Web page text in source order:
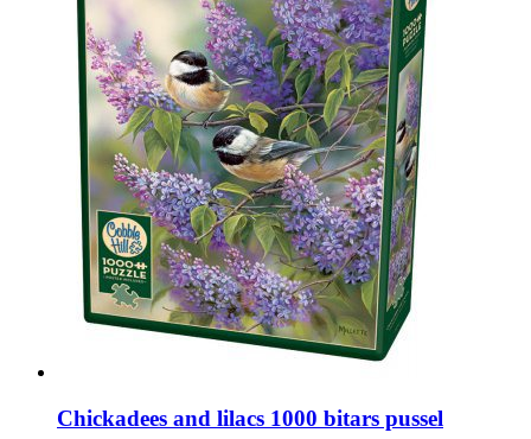
Chickadees and lilacs 1000 bitars pussel